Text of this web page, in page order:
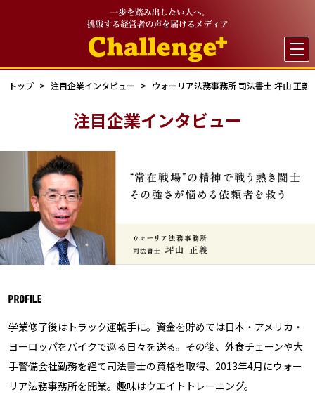

トップ 注目企業インタビュー ウォーリア法務事務所 司法書士 坪山 正義
注目企業インタビュー
学業修了後はトラック運転手に。資金を貯めては日本・アメリカ・
ヨーロッパをバイクで巡る日々を送る。その後、外食チェーンや大
手警備会社勤務を経て司法書士の資格を取得、2013年4月にウォー
リア法務事務所を開業。趣味はウエイトトレーニング。